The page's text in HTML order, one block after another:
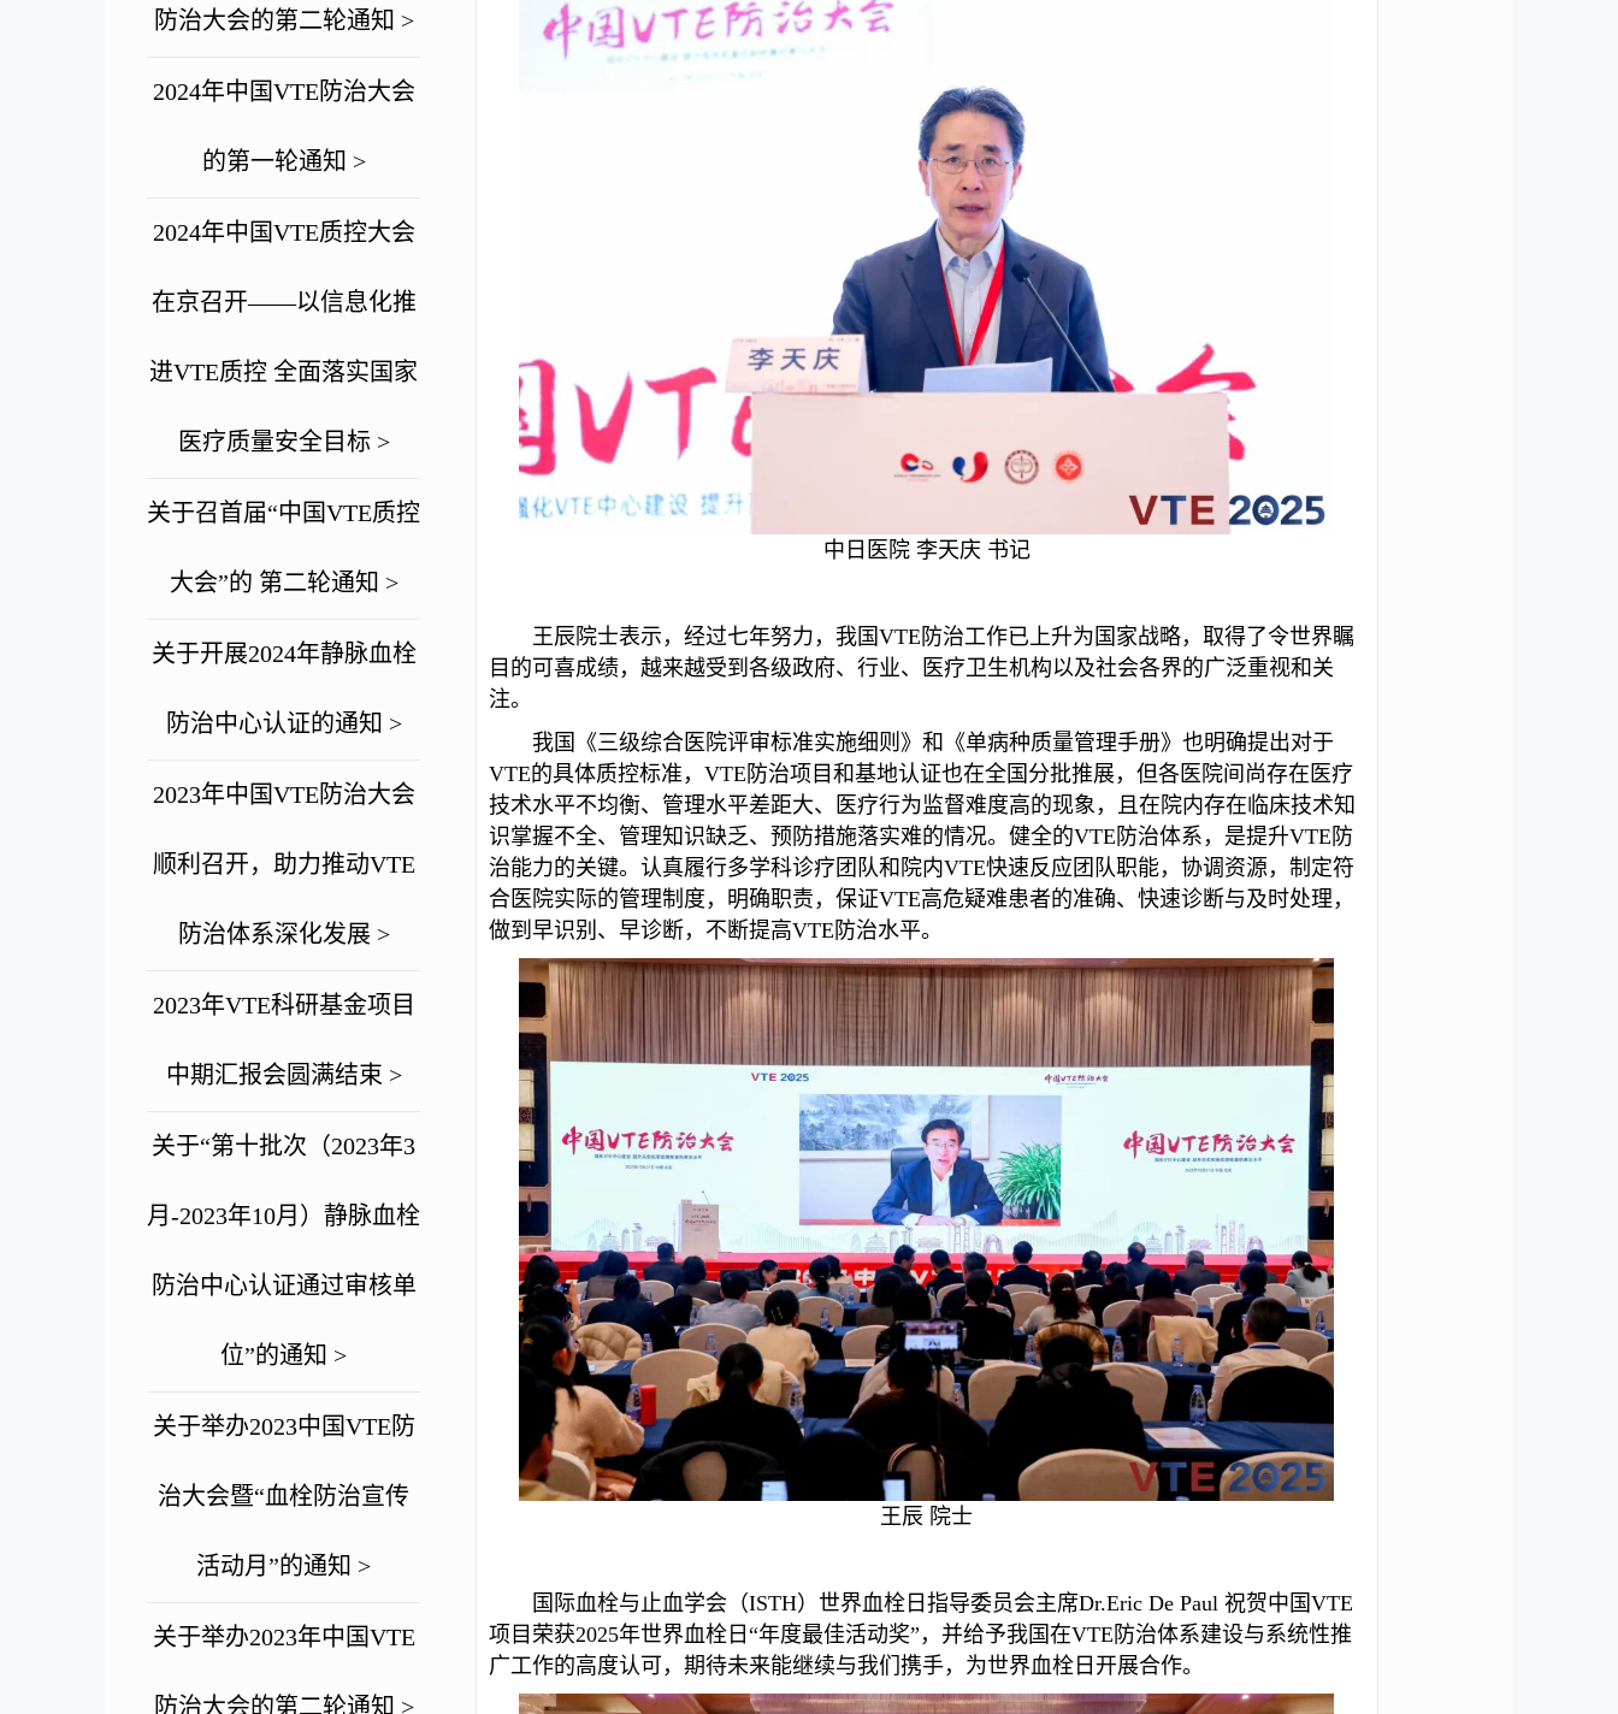
防治大会的第二轮通知 >
2024年中国VTE防治大会
的第一轮通知 >
2024年中国VTE质控大会
在京召开——以信息化推
进VTE质控 全面落实国家
医疗质量安全目标 >
关于召首届“中国VTE质控
大会”的 第二轮通知 >
关于开展2024年静脉血栓
防治中心认证的通知 >
2023年中国VTE防治大会
顺利召开，助力推动VTE
防治体系深化发展 >
2023年VTE科研基金项目
中期汇报会圆满结束 >
关于“第十批次（2023年3
月-2023年10月）静脉血栓
防治中心认证通过审核单
位”的通知 >
关于举办2023中国VTE防
治大会暨“血栓防治宣传
活动月”的通知 >
关于举办2023年中国VTE
防治大会的第二轮通知 >
中日医院 李天庆 书记
王辰院士表示，经过七年努力，我国VTE防治工作已上升为国家战略，取得了令世界瞩
目的可喜成绩，越来越受到各级政府、行业、医疗卫生机构以及社会各界的广泛重视和关
注。
我国《三级综合医院评审标准实施细则》和《单病种质量管理手册》也明确提出对于
VTE的具体质控标准，VTE防治项目和基地认证也在全国分批推展，但各医院间尚存在医疗
技术水平不均衡、管理水平差距大、医疗行为监督难度高的现象，且在院内存在临床技术知
识掌握不全、管理知识缺乏、预防措施落实难的情况。健全的VTE防治体系，是提升VTE防
治能力的关键。认真履行多学科诊疗团队和院内VTE快速反应团队职能，协调资源，制定符
合医院实际的管理制度，明确职责，保证VTE高危疑难患者的准确、快速诊断与及时处理，
做到早识别、早诊断，不断提高VTE防治水平。
王辰 院士
国际血栓与止血学会（ISTH）世界血栓日指导委员会主席Dr.Eric De Paul 祝贺中国VTE
项目荣获2025年世界血栓日“年度最佳活动奖”，并给予我国在VTE防治体系建设与系统性推
广工作的高度认可，期待未来能继续与我们携手，为世界血栓日开展合作。